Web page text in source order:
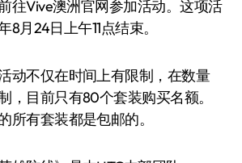
往Vive澳洲官网参加活动。这项活
8月24日上午11点结束。
动不仅在时间上有限制，在数量
，目前只有80个套装购买名额。
所有套装都是包邮的。